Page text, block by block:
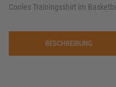
Cooles Trainingsshirt im
BESCHREIBUNG